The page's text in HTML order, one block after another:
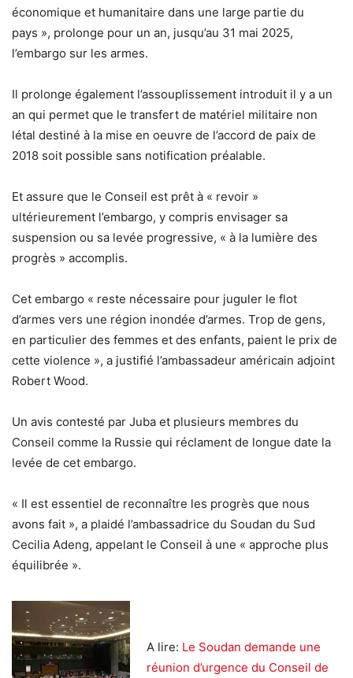
économique et humanitaire dans une large partie du
pays », prolonge pour un an, jusqu’au 31 mai 2025,
l’embargo sur les armes.
Il prolonge également l’assouplissement introduit il y a un
an qui permet que le transfert de matériel militaire non
létal destiné à la mise en oeuvre de l’accord de paix de
2018 soit possible sans notification préalable.
Et assure que le Conseil est prêt à « revoir »
ultérieurement l’embargo, y compris envisager sa
suspension ou sa levée progressive, « à la lumière des
progrès » accomplis.
Cet embargo « reste nécessaire pour juguler le flot
d’armes vers une région inondée d’armes. Trop de gens,
en particulier des femmes et des enfants, paient le prix de
cette violence », a justifié l’ambassadeur américain adjoint
Robert Wood.
Un avis contesté par Juba et plusieurs membres du
Conseil comme la Russie qui réclament de longue date la
levée de cet embargo.
« Il est essentiel de reconnaître les progrès que nous
avons fait », a plaidé l’ambassadrice du Soudan du Sud
Cecilia Adeng, appelant le Conseil à une « approche plus
équilibrée ».
A lire: Le Soudan demande une
réunion d’urgence du Conseil de